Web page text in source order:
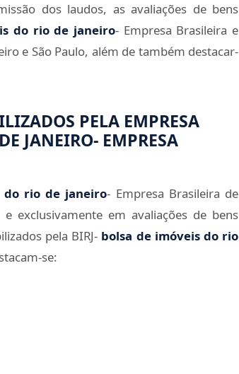
dos laudos, as avaliações de bens
do rio de janeiro- Empresa Brasileira e
e São Paulo, além de também destacar-
PELA EMPRESA
JANEIRO- EMPRESA
do rio de janeiro- Empresa Brasileira de
exclusivamente em avaliações de bens
pela BIRJ- bolsa de imóveis do rio
se: